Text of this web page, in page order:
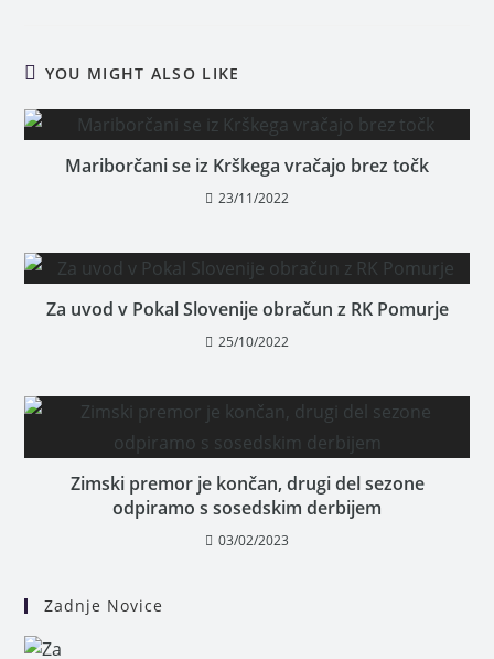
YOU MIGHT ALSO LIKE
Mariborčani se iz Krškega vračajo brez točk
23/11/2022
Za uvod v Pokal Slovenije obračun z RK Pomurje
25/10/2022
Zimski premor je končan, drugi del sezone
odpiramo s sosedskim derbijem
03/02/2023
Zadnje Novice